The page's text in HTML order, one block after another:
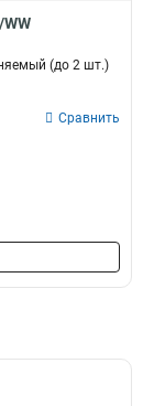
(до 2 шт.)
Сравнить